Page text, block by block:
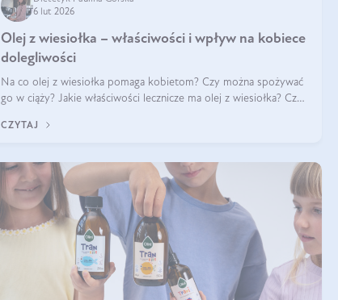
6 lut 2026
Olej z wiesiołka – właściwości i wpływ na kobiece
dolegliwości
Na co olej z wiesiołka pomaga kobietom? Czy można spożywać
go w ciąży? Jakie właściwości lecznicze ma olej z wiesiołka? Czy
efekty? Jaka jes
CZYTAJ